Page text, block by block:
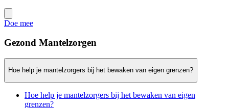
Doe mee
Gezond Mantelzorgen
Hoe help je mantelzorgers bij het bewaken van eigen grenzen?
Hoe help je mantelzorgers bij het bewaken van eigen
grenzen?